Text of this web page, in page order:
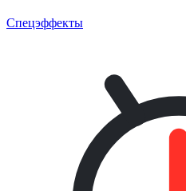
Спецэффекты